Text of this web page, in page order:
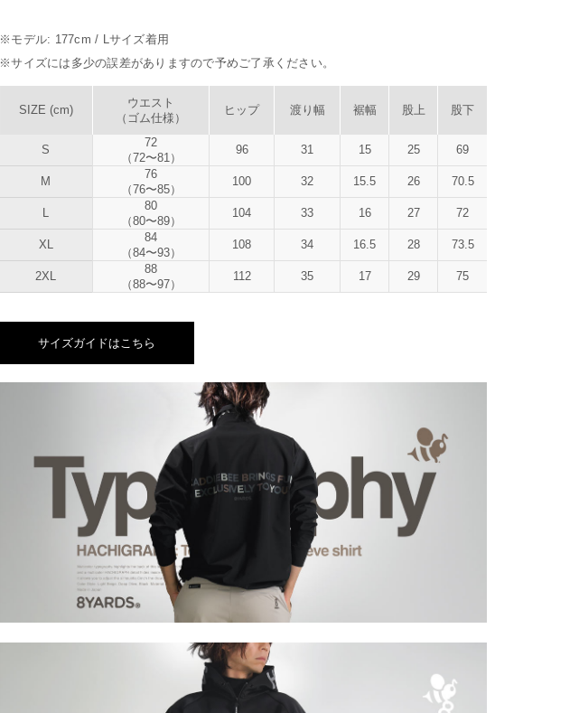
※モデル: 177cm / Lサイズ着用
※サイズには多少の誤差がありますので予めご了承ください。
SIZE (cm)
ウエスト
（ゴム仕様）
ヒップ 渡り幅 裾幅 股上 股下
S
72
（72〜81）
96 31 15 25 69
M
76
（76〜85）
100 32 15.5 26 70.5
L
80
（80〜89）
104 33 16 27 72
XL
84
（84〜93）
108 34 16.5 28 73.5
2XL
88
（88〜97）
112 35 17 29 75
サイズガイドはこちら